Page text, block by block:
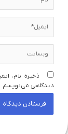
ذخیره نام،
دیدگاهی می‌نویسم.